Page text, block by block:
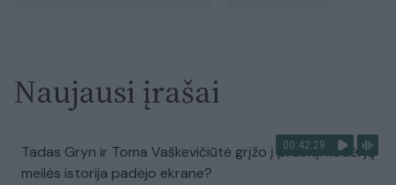
Naujausi įrašai
00:42:29
Tadas Gryn ir Toma Vaškevičiūtė grįžo į praeitį: kodėl jų
meilės istorija padėjo ekrane?